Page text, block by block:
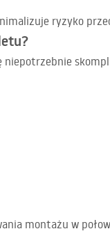
ryzyko
montażu w